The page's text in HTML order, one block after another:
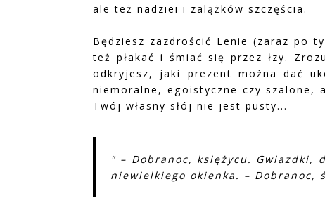
ale też nadziei i zalążków szczęścia.
Będziesz zazdrościć Lenie (zaraz po
też płakać i śmiać się przez łzy.
odkryjesz, jaki prezent można dać
niemoralne, egoistyczne czy
Twój własny słój nie jest pusty...
" – Dobranoc, księżycu. Gwiazdki,
niewielkiego okienka. –